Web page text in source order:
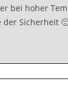
bei hoher
der Sicherheit